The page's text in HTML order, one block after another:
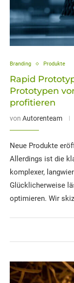
Branding Produkte
Rapid
Prototypen
profitieren
von Autorenteam
Neue Produkte
Allerdings ist die
komplexer,
Glücklicherweise
optimieren. Wir